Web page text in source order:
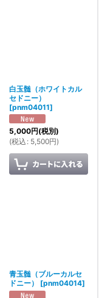
白玉髄（ホワイトカル
セドニー）
[pnm04011]
5,000円(税別)
(税込 : 5,500円)
青玉髄（ブルーカルセ
ドニー）
[pnm04014]